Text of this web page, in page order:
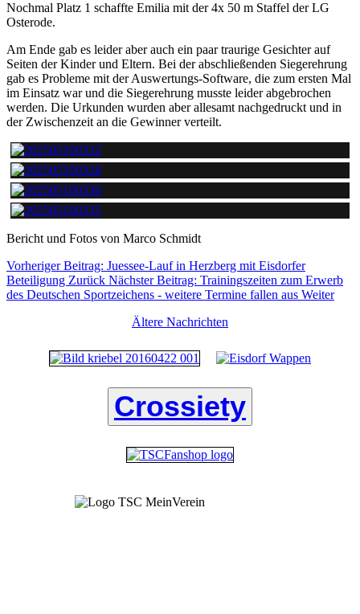
Nochmal Platz 1 schaffte Emilia mit der 4x 50 m Staffel der LG
Osterode.
Am Ende gab es leider aber auch ein paar traurige Gesichter auf
Seiten der Kinder und Eltern. Bei der abschließenden Siegerehrung
gab es Probleme mit der Auswertungs-Software, die zum ersten Mal
im Einsatz war und die Siegerehrung musste leider abgebrochen
werden. Die Urkunden wurden aber allesamt nachgedruckt und in
der Zwischenzeit an die Gewinner verteilt.
Bericht und Fotos von Marco Schmidt
Vorheriger Beitrag: Juessee-Lauf in Herzberg mit Eisdorfer
Beteiligung Zurück Nächster Beitrag: Trainingszeiten zum Erwerb
des Deutschen Sportzeichens - weitere Termine fallen aus Weiter
Ältere Nachrichten
Crossiety